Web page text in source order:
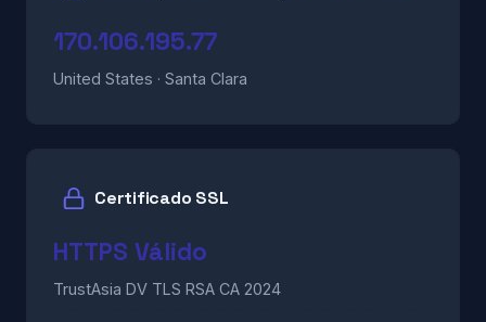
170.106.195.77
United States · Santa Clara
Certificado SSL
HTTPS Válido
TrustAsia DV TLS RSA CA 2024